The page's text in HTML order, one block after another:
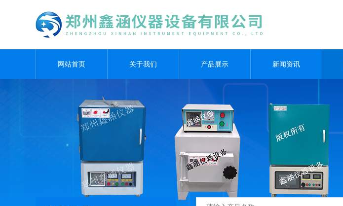
网站首页 关于我们 产品展示 新闻资讯